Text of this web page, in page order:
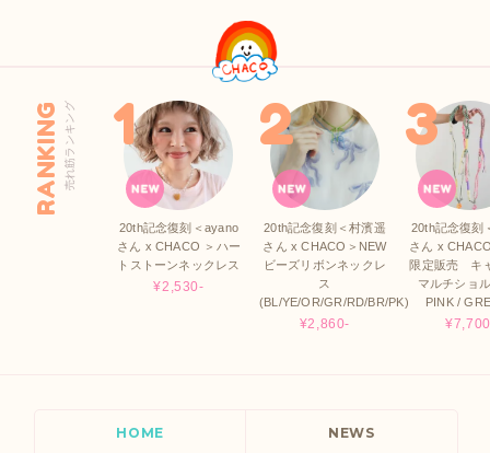
RANKING売れ筋ランキング
20th記念復刻＜ayano
さん x CHACO ＞ハー
トストーンネックレス
¥2,530-
20th記念復刻＜村濱遥
さん x CHACO＞NEW
ビーズリボンネックレ
ス
(BL/YE/OR/GR/RD/BR/PK)
¥2,860-
20th記念復刻
さん x
限定販売 キ
マルチショ
PINK /
HOME NEWS